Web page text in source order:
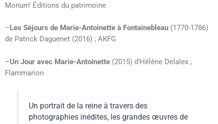
Monum’ Éditions du patrimoine
–Les Séjours de Marie-Antoinette à Fontainebleau (1770-1786)
de Patrick Daguenet (2016) ; AKFG
–Un Jour avec Marie-Antoinette (2015) d’Hélène Delalex ;
Flammarion
Un portrait de la reine à travers des
photographies inédites, les grandes œuvres de